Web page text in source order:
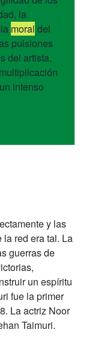
la
moral del
pulsiones
del artista,
intenso
y las
red era tal. La
guerras de
un espíritu
fue la primer
La actriz Noor
Taimuri.